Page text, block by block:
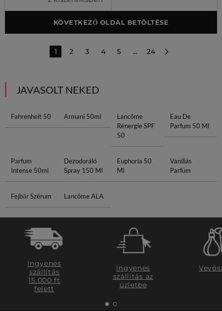
KÖVETKEZŐ OLDAL BETÖLTÉSE
1 2 3 4 5 ... 24
JAVASOLT NEKED
Fahrenheit 50 Armani 50ml
Lancôme
Rénergie SPF
50
Eau De
Parfum 50 Ml
Parfum
Intense 50ml
Dezodoráló
Spray 150 Ml
Euphoria 50
Ml
Vaníliás
Parfüm
Fejbőr Szérum Lancôme ALA
Ingyenes
szállítás
15.000 ft
felett
Ingyenes
szállítás az
üzletbe